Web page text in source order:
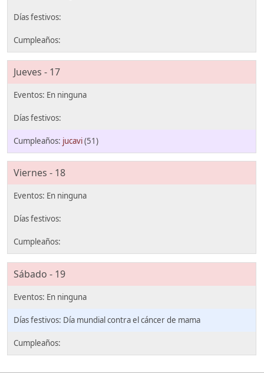
Jueves - 17
jucavi(51)
Viernes - 18
Sábado - 19
Día mundial contra el cáncer de mama